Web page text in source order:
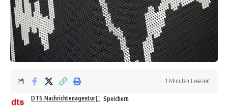
DTS Nachrichtenagentur
1 Minuten Lesezeit